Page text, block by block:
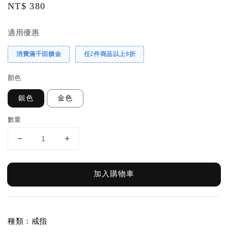
Regular
NT$ 380
適用優惠
消費滿千回饋金 任2件商品以上9折
顏色
銀色 金色
數量
加入購物車
種類：戒指